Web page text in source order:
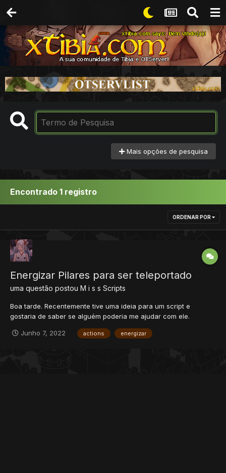
Mais opções de pesquisa
Encontrado 1 registro
ORDENAR POR
Energizar Pilares para ser teleportado
uma questão postou M i s s Scripts
Boa tarde. Recentemente tive uma ideia para um script e
gostaria de saber se alguém poderia me ajudar com ele.
na mochila ao clicar nos pilares [ID 8766], iria energiza-los,
Junho 7, 2022 actions energizar